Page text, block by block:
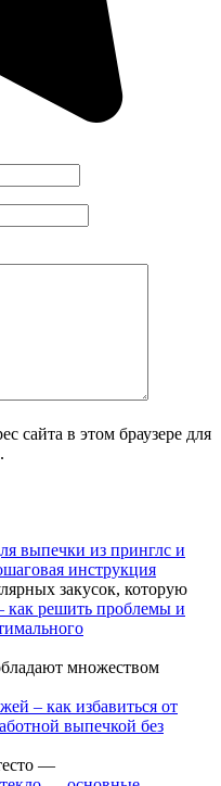
сайта в этом браузере для
выпечки из принглс и
инструкция
закусок, которую
решить проблемы и
множеством
– как избавиться от
выпечкой без
—